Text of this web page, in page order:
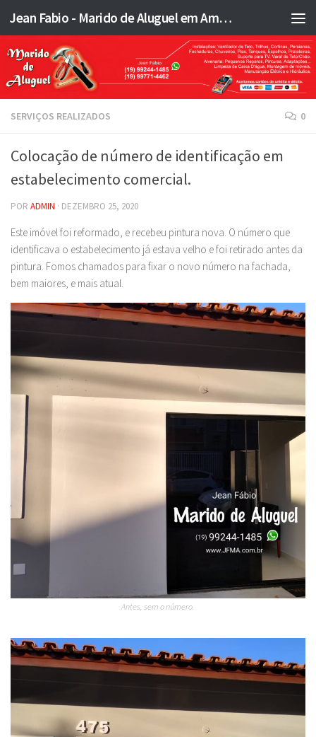
Skip to content Jean Fabio - Marido de Aluguel em Americana SP e região - JFMA
SERVIÇOS REALIZADOS 0
Colocação de número de identificação em
estabelecimento comercial.
POR ADMIN · DEZEMBRO 25, 2020
Este imóvel foi reformado, e recebeu pintura nova. O número que
identificava o estabelecimento já estava velho e foi retirado antes da
pintura. Fomos chamados para fixar o novo número na fachada,
bem maiores, e mais atual.
Antes, sem o número.